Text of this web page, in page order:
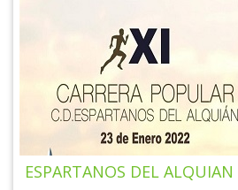
XI CARRERA POPULAR
ESPARTANOS DEL ALQUIAN